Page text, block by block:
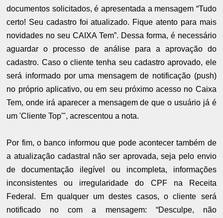
documentos solicitados, é apresentada a mensagem “Tudo
certo! Seu cadastro foi atualizado. Fique atento para mais
novidades no seu CAIXA Tem”. Dessa forma, é necessário
aguardar o processo de análise para a aprovação do
cadastro. Caso o cliente tenha seu cadastro aprovado, ele
será informado por uma mensagem de notificação (push)
no próprio aplicativo, ou em seu próximo acesso no Caixa
Tem, onde irá aparecer a mensagem de que o usuário já é
um 'Cliente Top'", acrescentou a nota.
Por fim, o banco informou que pode acontecer também de
a atualização cadastral não ser aprovada, seja pelo envio
de documentação ilegível ou incompleta, informações
inconsistentes ou irregularidade do CPF na Receita
Federal. Em qualquer um destes casos, o cliente será
notificado no com a mensagem: “Desculpe, não